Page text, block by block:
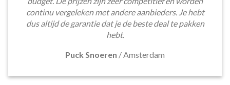
continu vergeleken met andere aanbieders. Je hebt
dus altijd de garantie dat je de beste deal te pakken
hebt.
Puck Snoeren /Amsterdam